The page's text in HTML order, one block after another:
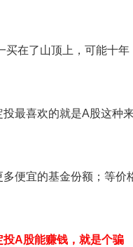
买在了山顶上，可能十年
最喜欢的就是A股这种
便宜的基金份额；等价
A股能赚钱，就是个骗